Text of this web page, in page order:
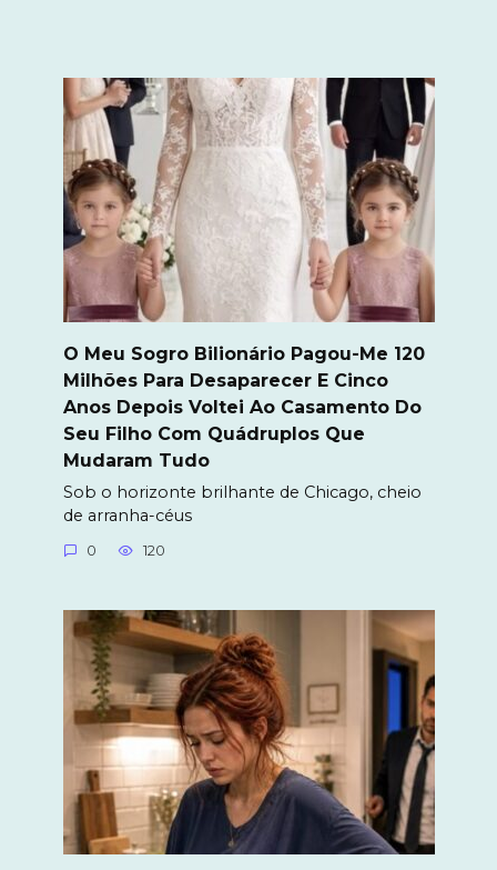
O Meu Sogro Bilionário Pagou-Me 120
Milhões Para Desaparecer E Cinco
Anos Depois Voltei Ao Casamento Do
Seu Filho Com Quádruplos Que
Mudaram Tudo
Sob o horizonte brilhante de Chicago, cheio
de arranha-céus
0 120